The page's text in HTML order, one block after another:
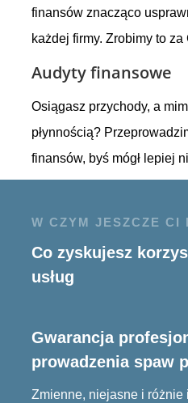
finansów znacząco
każdej firmy. Zrobimy to za
Audyty finansowe
Osiągasz przychody, a
płynnością?
finansów, byś mógł lepiej
W CZYM JESZCZE CI
Co zyskujesz
usług
Gwarancja
prowadzenia spaw
Zmienne, niejasne i